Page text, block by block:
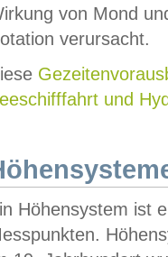
von Mond
verursacht.
und
Höhensystem ist